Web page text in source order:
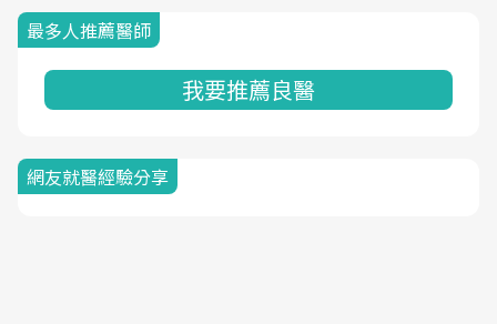
最多人推薦醫師
我要推薦良醫
網友就醫經驗分享